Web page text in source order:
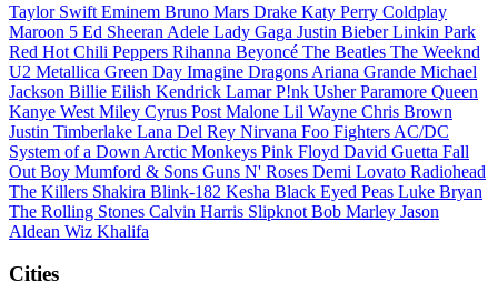
Taylor Swift Eminem Bruno Mars Drake Katy Perry Coldplay
Maroon 5 Ed Sheeran Adele Lady Gaga Justin BieberLinkin Park
Red Hot Chili Peppers Rihanna Beyoncé The Beatles The Weeknd
U2 Metallica Green Day Imagine Dragons Ariana Grande Michael
Jackson Billie Eilish Kendrick LamarP!nk UsherParamore Queen
Kanye West Miley Cyrus Post Malone Lil Wayne Chris Brown
Justin Timberlake Lana Del Rey Nirvana Foo Fighters AC/DC
System of a Down Arctic Monkeys Pink Floyd David Guetta Fall
Out Boy Mumford & Sons Guns N' Roses Demi Lovato Radiohead
The Killers Shakira Blink-182 Kesha Black Eyed Peas Luke Bryan
The Rolling Stones Calvin Harris Slipknot Bob Marley Jason
Aldean Wiz Khalifa
Cities